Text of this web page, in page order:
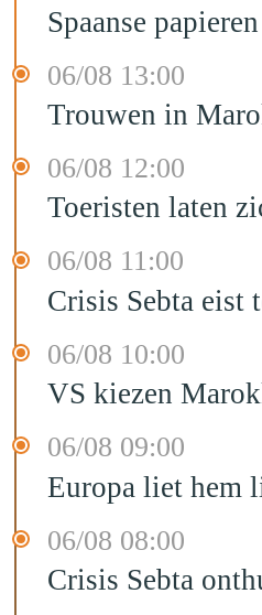
Spaanse
06/08 13:00
Trouwen in
06/08 12:00
Toeristen laten
06/08 11:00
Crisis Sebta eist
06/08 10:00
VS kiezen
06/08 09:00
Europa liet hem
06/08 08:00
Crisis Sebta